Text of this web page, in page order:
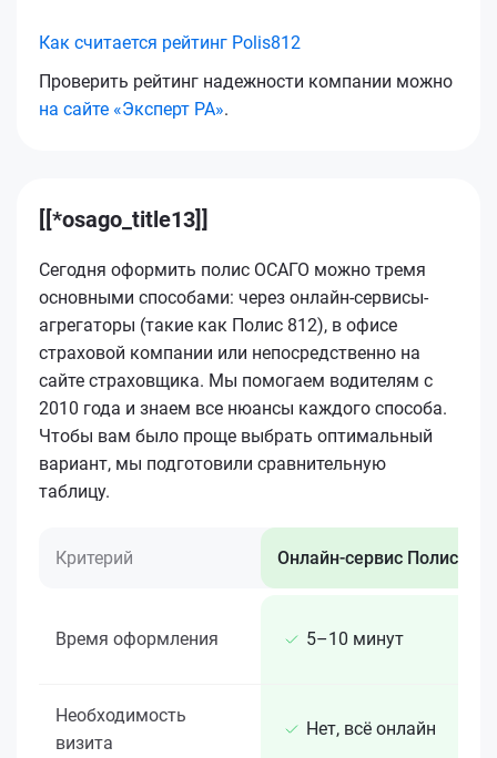
Как считается рейтинг Polis812
Проверить рейтинг надежности компании можно
на сайте «Эксперт РА».
[[*osago_title13]]
Сегодня оформить полис ОСАГО можно тремя
основными способами: через онлайн-сервисы-
агрегаторы (такие как Полис 812), в офисе
страховой компании или непосредственно на
сайте страховщика. Мы помогаем водителям с
2010 года и знаем все нюансы каждого способа.
Чтобы вам было проще выбрать оптимальный
вариант, мы подготовили сравнительную
таблицу.
Критерий Онлайн-сервис Полис 812
Время оформления 5–10 минут
Необходимость
визита
Нет, всё онлайн